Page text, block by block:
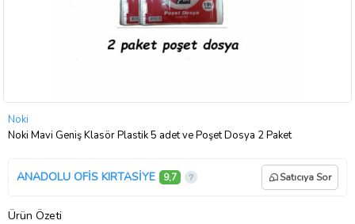
Noki
Noki Mavi Geniş Klasör Plastik 5 adet ve Poşet Dosya 2 Paket
ANADOLU OFİS KIRTASİYE 9,7 Satıcıya Sor
Ürün Özeti